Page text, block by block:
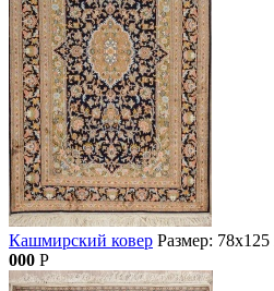
Кашмирский ковер Размер: 78х125
000 Р